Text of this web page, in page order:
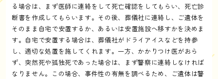
る場合は、まず医師に連絡をして死亡確認をしてもらい、死亡診
断書を作成してもらいます。その後、葬儀社に連絡し、ご遺体を
そのまま自宅で安置するか、あるいは安置施設へ移すかを決めま
す。自宅で安置する場合は、葬儀社がドライアイスなどを持参
し、適切な処置を施してくれます。一方、かかりつけ医がおら
ず、突然死や孤独死であった場合は、まず警察に連絡しなければ
なりません。この場合、事件性の有無を調べるため、ご遺体は警